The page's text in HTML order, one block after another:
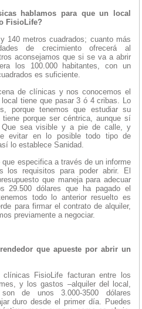
hablamos para que un local
FisioLife?
140 metros cuadrados; cuanto más
de crecimiento ofrecerá al
aconsejamos que si se va a abrir
los 100.000 habitantes, con un
es suficiente.
de clínicas y nos conocemos el
tiene que pasar 3 ó 4 cribas. Lo
porque tenemos que estudiar su
porque ser céntrica, aunque sí
sea visible y a pie de calle, y
evitar en lo posible todo tipo de
lo establece Sanidad.
especifica a través de un informe
los requisitos para poder abrir. El
que maneja para adecuar
29.500 dólares que ha pagado el
todo lo anterior resuelto es
para firmar el contrato de alquiler,
previamente a negociar.
que apueste por abrir un
FisioLife facturan entre los
y los gastos –alquiler del local,
de unos 3.000-3500 dólares
duro desde el primer día. Puedes